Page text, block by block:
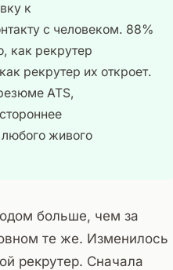
к
с человеком. 88%
как рекрутер
рекрутер их откроет.
ATS,
живого
больше, чем за
те же. Изменилось
рекрутер. Сначала